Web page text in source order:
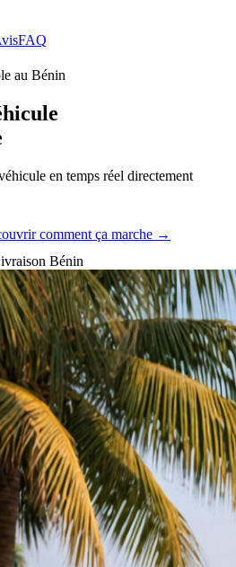
FAQ
au Bénin
en temps réel directement
comment ça marche →
Bénin